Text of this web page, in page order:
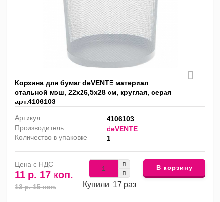
Корзина для бумаг deVENTE материал
стальной мэш, 22x26,5x28 см, круглая, серая
арт.4106103
Артикул
4106103
Производитель
deVENTE
Количество в упаковке
1
Цена с НДС
11 р. 17 коп.
13 р. 15 коп. Купили: 17 раз
В корзину